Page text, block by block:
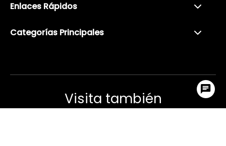
Enlaces Rápidos
Categorías Principales
Visita también